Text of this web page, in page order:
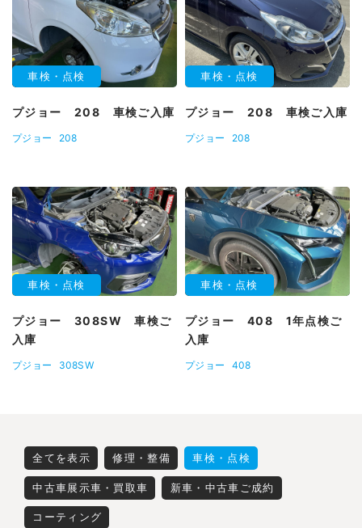
車検・点検
プジョー 208 車検ご入庫
プジョー 208
車検・点検
プジョー 208 車検ご入庫
プジョー 208
車検・点検
プジョー 308SW 車検ご
入庫
プジョー 308SW
車検・点検
プジョー 408 1年点検ご
入庫
プジョー 408
全てを表示 修理・整備 車検・点検
中古車展示車・買取車 新車・中古車ご成約
コーティング